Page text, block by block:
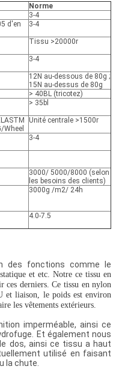
Norme
3-4
d'en
3-4
Tissu >20000r
3-4
12N au-dessous de 80g ;
15N au-dessus de 80g
> 40BL (tricotez)
> 35bl
Wheel
Unité centrale >1500r
3-4
3000/ 5000/8000 (selon
les besoins des clients)
3000g /m2/ 24h
4.0-7.5
des fonctions comme le
et etc. Notre ce tissu en
ces derniers. Ce tissu en nylon
et liaison, le poids est environ
les vêtements extérieurs.
imperméable, ainsi ce
Et également nous
dos, ainsi ce tissu a haut
utilisé en faisant
la chute.